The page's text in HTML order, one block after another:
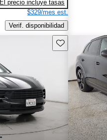
El precio incluye tasas
$329/mes est.
Verif. disponibilidad
Guarda este